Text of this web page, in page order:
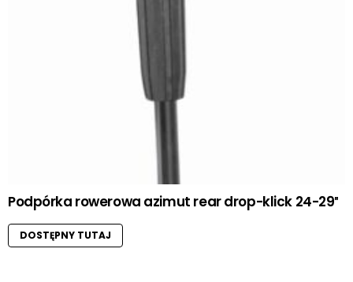
Podpórka rowerowa azimut rear drop-klick 24-29″
DOSTĘPNY TUTAJ